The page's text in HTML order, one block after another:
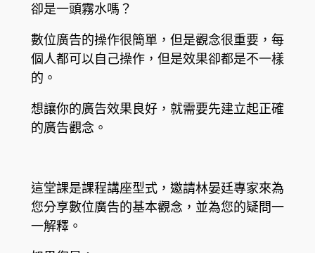
卻是一頭霧水嗎？
數位廣告的操作很簡單，但是觀念很重要，每
個人都可以自己操作，但是效果卻都是不一樣
的。
想讓你的廣告效果良好，就需要先建立起正確
的廣告觀念。
這堂課是課程講座型式，邀請林晏廷專家來為
您分享數位廣告的基本觀念， 並為您的疑問一
一解釋。